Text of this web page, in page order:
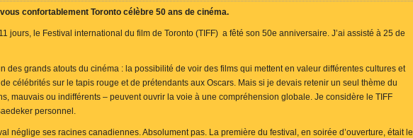
confortablement Toronto célèbre 50 ans de cinéma.
jours, le Festival international du film de Toronto (TIFF) a fêté son 50e anniversaire. J’ai assisté à 25 de
des grands atouts du cinéma : la possibilité de voir des films qui mettent en valeur différentes cultures et
célébrités sur le tapis rouge et de prétendants aux Oscars. Mais si je devais retenir un seul thème du
mauvais ou indifférents – peuvent ouvrir la voie à une compréhension globale. Je considère le TIFF
personnel.
néglige ses racines canadiennes. Absolument pas. La première du festival, en soirée d’ouverture, était le